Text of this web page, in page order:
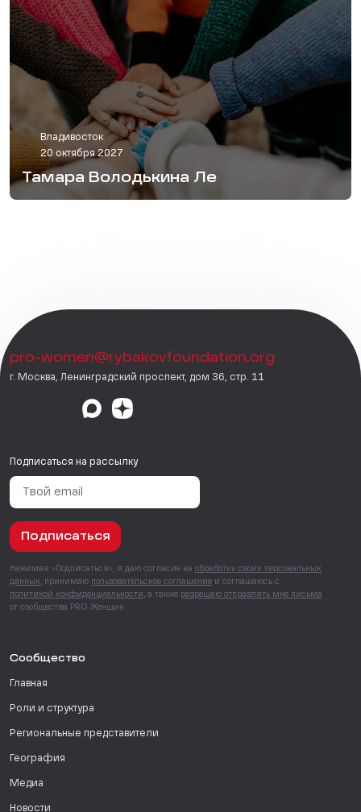
Владивосток
20 октября 2027
Тамара Володькина Ле
pro-women@rybakovfoundation.org
г. Москва, Ленинградский проспект, дом 36, стр. 11
Подписаться на рассылку
Подписаться
Нажимая «Подписаться», я даю согласие на обработку своих персональных
данных , принимаю пользовательское соглашение и соглашаюсь с
политикой конфиденциальности , а также разрешаю отправлять мне письма
от сообщества PRO Женщин.
Сообщество
Главная
Роли и структура
Региональные представители
География
Медиа
Новости